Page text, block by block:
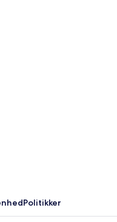
Politikker